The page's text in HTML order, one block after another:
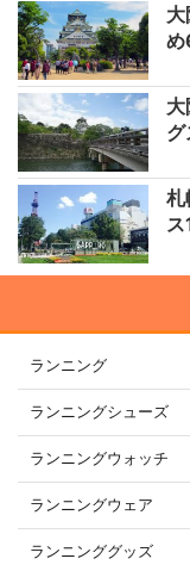
め
札
ランニング
ランニングシューズ
ランニングウォッチ
ランニングウェア
ランニンググッズ